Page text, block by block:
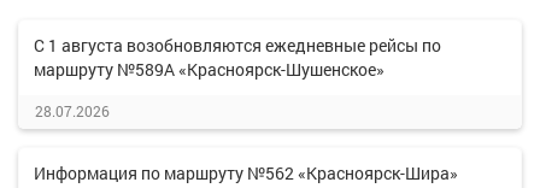
С 1 августа возобновляются ежедневные рейсы по
маршруту №589А «Красноярск-Шушенское»
28.07.2026
Информация по маршруту №562 «Красноярск-Шира»